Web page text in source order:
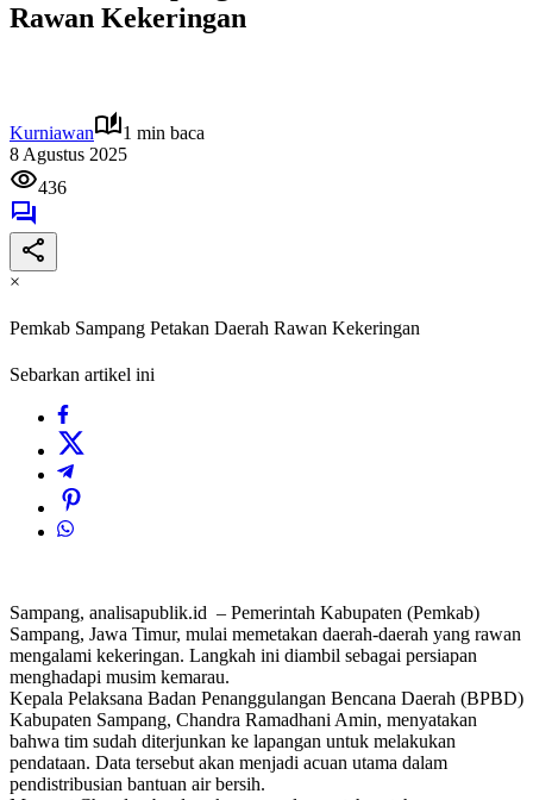
Rawan Kekeringan
Kurniawan
1 min baca
8 Agustus 2025
436
×
Pemkab Sampang Petakan Daerah Rawan Kekeringan
Sebarkan artikel ini
Sampang, analisapublik.id – Pemerintah Kabupaten (Pemkab)
Sampang, Jawa Timur, mulai memetakan daerah-daerah yang rawan
mengalami kekeringan. Langkah ini diambil sebagai persiapan
menghadapi musim kemarau.
Kepala Pelaksana Badan Penanggulangan Bencana Daerah (BPBD)
Kabupaten Sampang, Chandra Ramadhani Amin, menyatakan
bahwa tim sudah diterjunkan ke lapangan untuk melakukan
pendataan. Data tersebut akan menjadi acuan utama dalam
pendistribusian bantuan air bersih.